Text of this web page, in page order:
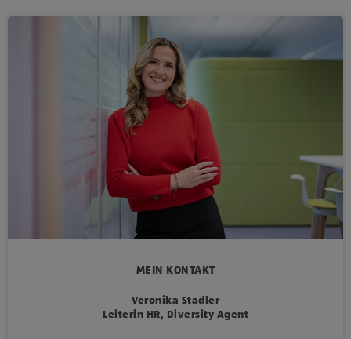
MEIN KONTAKT
Veronika Stadler
Leiterin HR, Diversity Agent